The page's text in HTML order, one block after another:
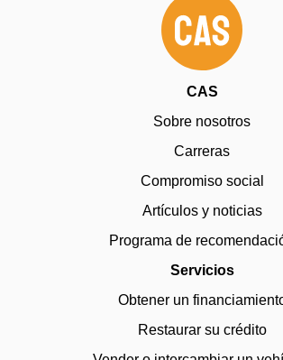
CAS
Sobre nosotros
Carreras
Compromiso social
Artículos y noticias
Programa de
Servicios
Obtener un
Restaurar su crédito